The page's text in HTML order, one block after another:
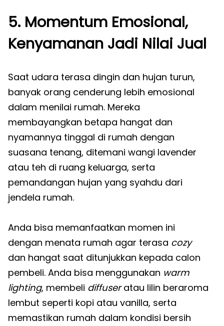
5. Momentum Emosional,
Kenyamanan Jadi Nilai Jual
Saat udara terasa dingin dan hujan turun,
banyak orang cenderung lebih emosional
dalam menilai rumah. Mereka
membayangkan betapa hangat dan
nyamannya tinggal di rumah dengan
suasana tenang, ditemani wangi lavender
atau teh di ruang keluarga, serta
pemandangan hujan yang syahdu dari
jendela rumah.
Anda bisa memanfaatkan momen ini
dengan menata rumah agar terasa cozy
dan hangat saat ditunjukkan kepada calon
pembeli. Anda bisa menggunakan warm
lighting, membeli diffuseratau lilin beraroma
lembut seperti kopi atau vanilla, serta
memastikan rumah dalam kondisi bersih